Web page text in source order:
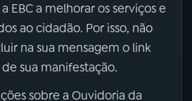
EBC a melhorar os serviços e
ao cidadão. Por isso, não
na sua mensagem o link
sua manifestação.
sobre a Ouvidoria da